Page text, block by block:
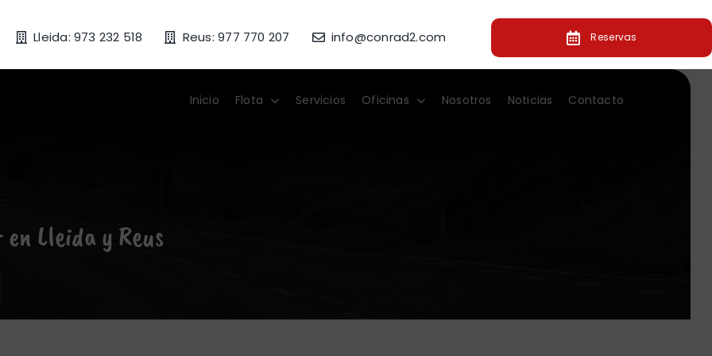
Lleida: 973 232 518 Reus: 977 770 207 info@conrad2.com Reservas
Inicio Flota Servicios Oficinas Nosotros Noticias Contacto
Lleida y Reus